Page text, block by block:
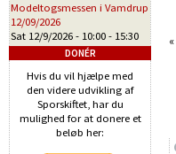
«
Modeltogsmessen i Vamdrup
12/09/2026
Sat 12/9/2026 - 10:00 - 15:30
DONÉR
Hvis du vil hjælpe med
den videre udvikling af
Sporskiftet, har du
mulighed for at donere et
beløb her: